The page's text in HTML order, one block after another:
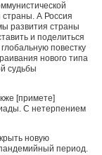
А Россия
развития страны
и поделиться
повестку
нового типа
судьбы
[примете]
С нетерпением
новую
период.